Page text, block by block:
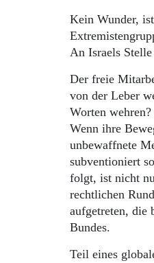
Kein Wunder,
An Israels
Der freie
von der Leber
Worten
Wenn ihre
unbewaffnete
subventioniert
folgt, ist nicht
rechtlichen
aufgetreten, die
Bundes.
Teil eines